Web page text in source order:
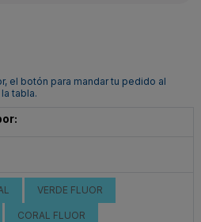
el botón para mandar tu pedido al
tabla.
VERDE FLUOR
CORAL FLUOR